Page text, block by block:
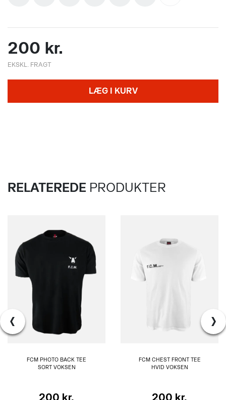
200 kr.
EKSKL. FRAGT
LÆG I KURV
RELATEREDE PRODUKTER
FCM PHOTO BACK TEE
SORT VOKSEN
200 kr.
FCM CHEST FRONT TEE
HVID VOKSEN
200 kr.
‹ ›